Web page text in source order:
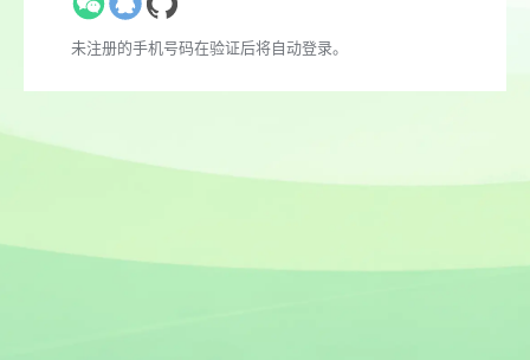
未注册的手机号码在验证后将自动登录。